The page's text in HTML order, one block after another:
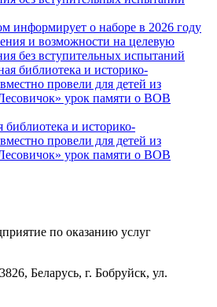
информирует о наборе в 2026 году
и возможности на целевую
без вступительных испытаний
библиотека и историко-
провели для детей из
урок памяти о ВОВ
по оказанию услуг
Беларусь, г. Бобруйск, ул.